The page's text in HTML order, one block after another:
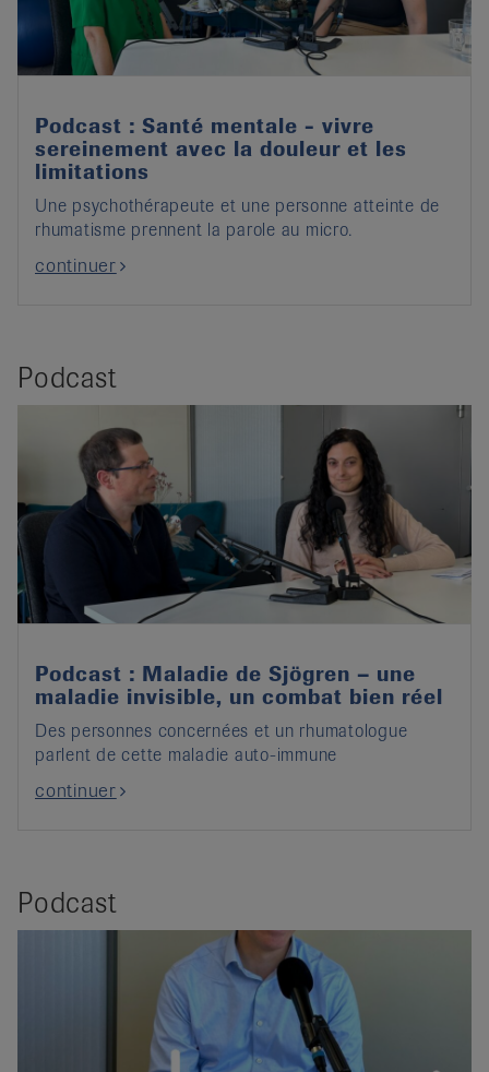
Podcast : Santé mentale - vivre
sereinement avec la douleur et les
limitations
Une psychothérapeute et une personne atteinte de
rhumatisme prennent la parole au micro.
continuer
Podcast
Podcast : Maladie de Sjögren – une
maladie invisible, un combat bien réel
Des personnes concernées et un rhumatologue
parlent de cette maladie auto-immune
continuer
Podcast